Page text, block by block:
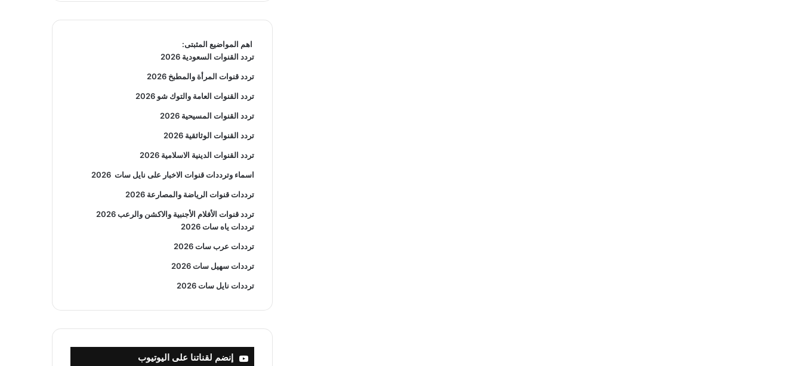
اهم المواضيع المثبتى:
تردد القنوات السعودية 2026
تردد قنوات المرأة والمطبخ 2026
تردد القنوات العامة والتوك شو 2026
تردد القنوات المسيحية 2026
تردد القنوات الوثائقية 2026
تردد القنوات الدينية الاسلامية 2026
اسماء وترددات قنوات الاخبار على نايل سات2026
ترددات قنوات الرياضة والمصارعة2026
تردد قنوات الأفلام الأجنبية والاكشن والرعب2026
ترددات ياه سات 2026
ترددات عرب سات 2026
ترددات سهيل سات 2026
ترددات نايل سات 2026
إنضم لقناتنا على اليوتيوب